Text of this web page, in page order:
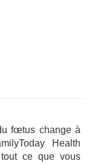
fœtus change à
Health
ce que vous